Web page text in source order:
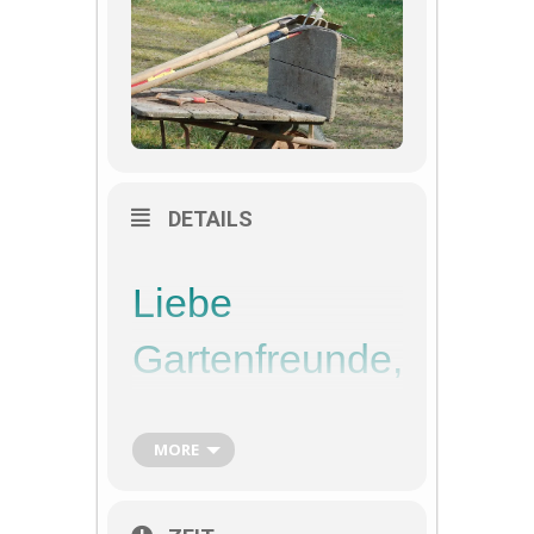
DETAILS
Liebe
Gartenfreunde,
kurzfristig vor dem entsprechenden
Termin bekanntgegeben. Die Listen
MORE